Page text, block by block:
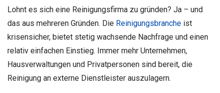
Lohnt es sich eine Reinigungsfirma zu gründen? Ja – und
das aus mehreren Gründen. Die Reinigungsbranche ist
krisensicher, bietet stetig wachsende Nachfrage und einen
relativ einfachen Einstieg. Immer mehr Unternehmen,
Hausverwaltungen und Privatpersonen sind bereit, die
Reinigung an externe Dienstleister auszulagern.